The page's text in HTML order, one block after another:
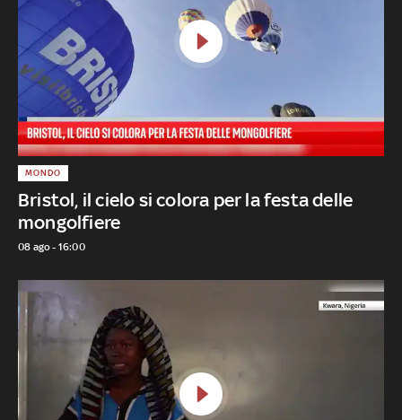
Bristol, il cielo si colora per la festa delle
mongolfiere
MONDO
08 ago - 16:00